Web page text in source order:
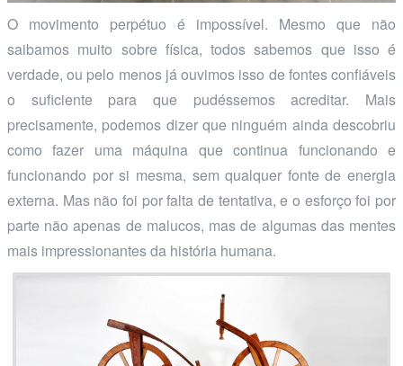
O movimento perpétuo é impossível. Mesmo que não
saibamos muito sobre física, todos sabemos que isso é
verdade, ou pelo menos já ouvimos isso de fontes confiáveis
o suficiente para que pudéssemos acreditar. Mais
precisamente, podemos dizer que ninguém ainda descobriu
como fazer uma máquina que continua funcionando e
funcionando por si mesma, sem qualquer fonte de energia
externa. Mas não foi por falta de tentativa, e o esforço foi por
parte não apenas de malucos, mas de algumas das mentes
mais impressionantes da história humana.